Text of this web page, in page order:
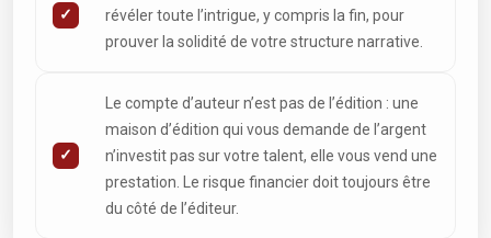
révéler toute l’intrigue, y compris la fin, pour
prouver la solidité de votre structure narrative.
Le compte d’auteur n’est pas de l’édition : une
maison d’édition qui vous demande de l’argent
n’investit pas sur votre talent, elle vous vend une
prestation. Le risque financier doit toujours être
du côté de l’éditeur.